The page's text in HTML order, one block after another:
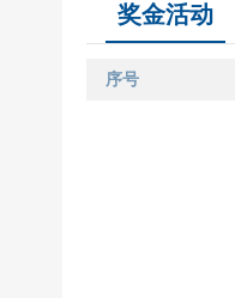
奖金活动
序号